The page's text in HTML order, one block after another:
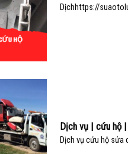
Dịchhttps://
Dịch vụ | cứu hộ
Dịch vụ cứu hộ sửa